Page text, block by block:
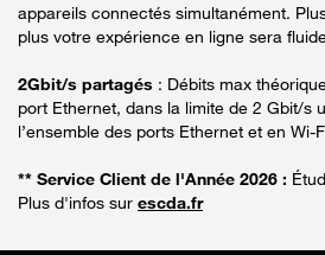
appareils connectés simultanément.
plus votre expérience en ligne sera
2Gbit/s partagés : Débits max
port Ethernet, dans la limite de 2 Gbit/s
l’ensemble des ports Ethernet et en Wi-
** Service Client de l'Année 2026 :
Plus d'infos sur escda.fr